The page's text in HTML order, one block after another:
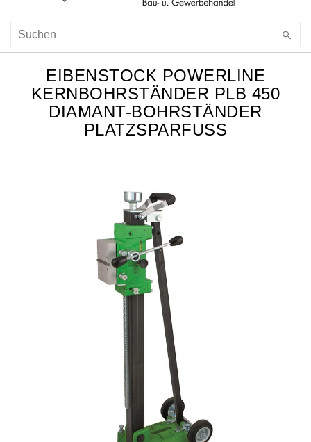
EIBENSTOCK POWERLINE
KERNBOHRSTÄNDER PLB 450
DIAMANT-BOHRSTÄNDER
PLATZSPARFUSS